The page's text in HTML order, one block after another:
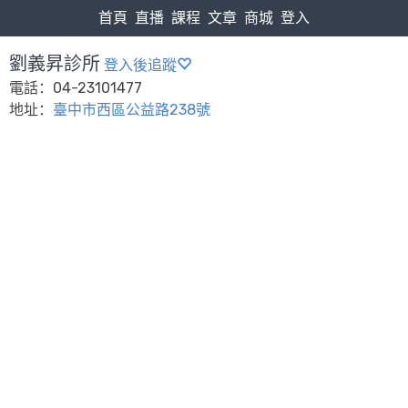
首頁 直播 課程 文章 商城 登入
劉義昇診所 登入後追蹤
電話：04-23101477
地址： 臺中市西區公益路238號